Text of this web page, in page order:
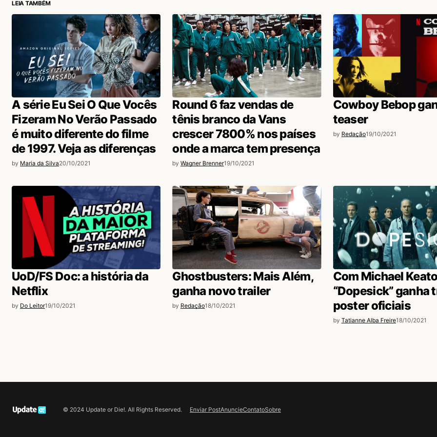
LEIA TAMBÉM
A série Eu Sei O Que Vocês
Fizeram No Verão Passado
é muito diferente do filme
de 1997. Veja as diferenças
by Maria da Silva20/10/2021
Round 6 faz vendas de
tênis branco da Vans
crescer 7800% nos países
onde a marca tem presença
by Wagner Brenner19/10/2021
Cowboy Bebop
teaser
by Redação19/10/2021
UoD/FS Doc: a história da
Netflix
by Do Leitor19/10/2021
Ghostbusters: Mais Além,
ganha novo trailer
by Redação18/10/2021
Com Michael
“Dopesick” ganha
poster oficiais
by Tatianne Alba Freire18/10/2021
© 2024 Update or Die!. All Rights Reserved. Enviar PostAnuncieContatoSobre